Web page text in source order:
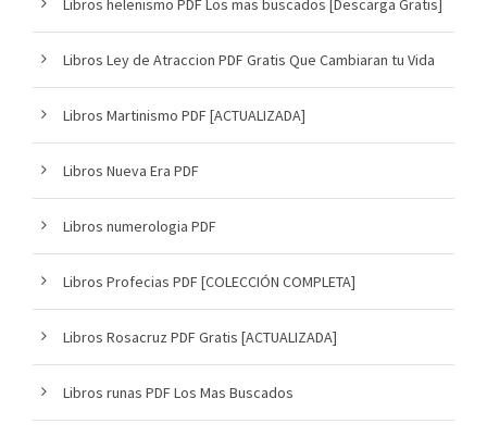
Libros helenismo PDF Los mas buscados [Descarga Gratis]
Libros Ley de Atraccion PDF Gratis Que Cambiaran tu Vida
Libros Martinismo PDF [ACTUALIZADA]
Libros Nueva Era PDF
Libros numerologia PDF
Libros Profecias PDF [COLECCIÓN COMPLETA]
Libros Rosacruz PDF Gratis [ACTUALIZADA]
Libros runas PDF Los Mas Buscados